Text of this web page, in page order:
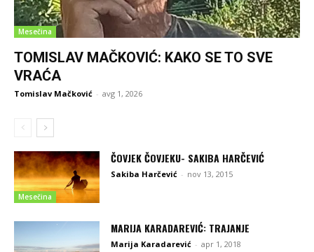
Mesečina
TOMISLAV MAČKOVIĆ: KAKO SE TO SVE
VRAĆA
Tomislav Mačković - avg 1, 2026
Mesečina
ČOVJEK ČOVJEKU- SAKIBA HARČEVIĆ
Sakiba Harčević - nov 13, 2015
MARIJA KARADAREVIĆ: TRAJANJE
Marija Karadarević - apr 1, 2018